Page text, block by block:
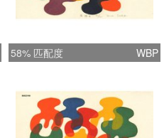
58% 匹配度 WBP